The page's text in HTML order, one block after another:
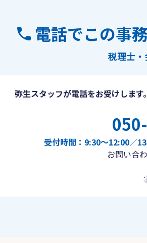
電話でこの事
税理士
弥生スタッフが電話をお受けします
受付時間：9:30〜12:00／
お問い合